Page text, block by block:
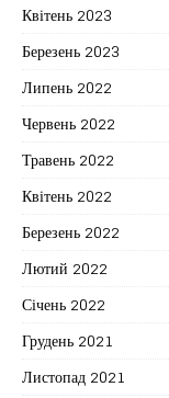
Квітень 2023
Березень 2023
Липень 2022
Червень 2022
Травень 2022
Квітень 2022
Березень 2022
Лютий 2022
Січень 2022
Грудень 2021
Листопад 2021